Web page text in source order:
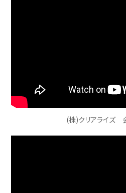
(株)クリアライズ